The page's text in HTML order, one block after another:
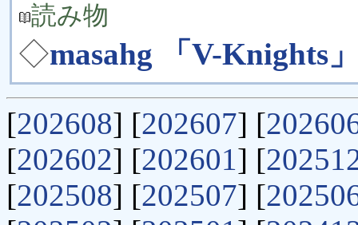
読み物
◇masahg 「V-Knights
[202608] [202607] [
[202602] [202601 ] [
[202508] [202507] [